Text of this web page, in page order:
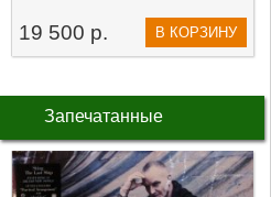
19 500 р. В КОРЗИНУ
Запечатанные